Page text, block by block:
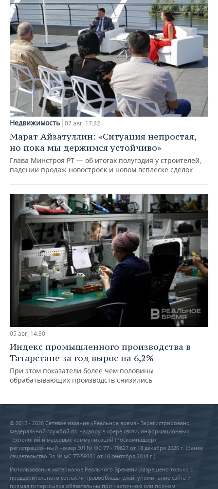
Недвижимость 07 авг, 17:32
Марат Айзатуллин: «Ситуация непростая,
но пока мы держимся устойчиво»
Глава Минстроя РТ — об итогах полугодия у строителей,
падении продаж новостроек и новом всплеске сделок
05 авг, 14:30
Индекс промышленного производства в
Татарстане за год вырос на 6,2%
При этом показатели более чем половины
обрабатывающих производств снизились
© 2015 - 2026 Сетевое издание «Реальное время» Зарегистрировано
Федеральной службой по надзору в сфере связи, информационных
технологий и массовых коммуникаций (Роскомнадзор) –
регистрационный номер ЭЛ № ФС 77 - 79627 от 18 декабря 2020 г. (ранее
свидетельство Эл № ФС 77-59331 от 18 сентября 2014 г.)
Использование материалов Реального Времени разрешено только с
предварительного согласия правообладателей, упоминание сайта и
прямая гиперссылка обязательны при частичном или полном